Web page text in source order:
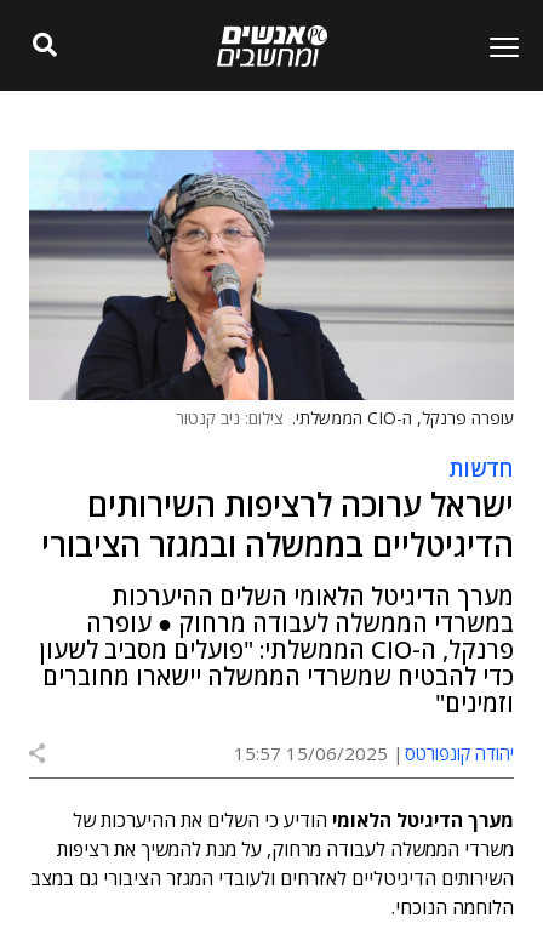
עופרה פרנקל, ה-CIO הממשלתי. צילום: ניב קנטור
חדשות
ישראל ערוכה לרציפות השירותים
הדיגיטליים בממשלה ובמגזר הציבורי
מערך הדיגיטל הלאומי השלים ההיערכות
במשרדי הממשלה לעבודה מרחוק ● עופרה
פרנקל, ה-CIO הממשלתי: "פועלים מסביב לשעון
כדי להבטיח שמשרדי הממשלה יישארו מחוברים
וזמינים"
יהודה קונפורטס 15/06/2025 15:57
מערך הדיגיטל הלאומי הודיע כי השלים את ההיערכות של
משרדי הממשלה לעבודה מרחוק, על מנת להמשיך את רציפות
השירותים הדיגיטליים לאזרחים ולעובדי המגזר הציבורי גם במצב
הלוחמה הנוכחי.